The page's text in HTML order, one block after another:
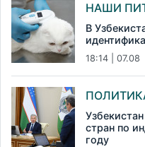
НАШИ
В
18:14 | 07.08
стран по
году